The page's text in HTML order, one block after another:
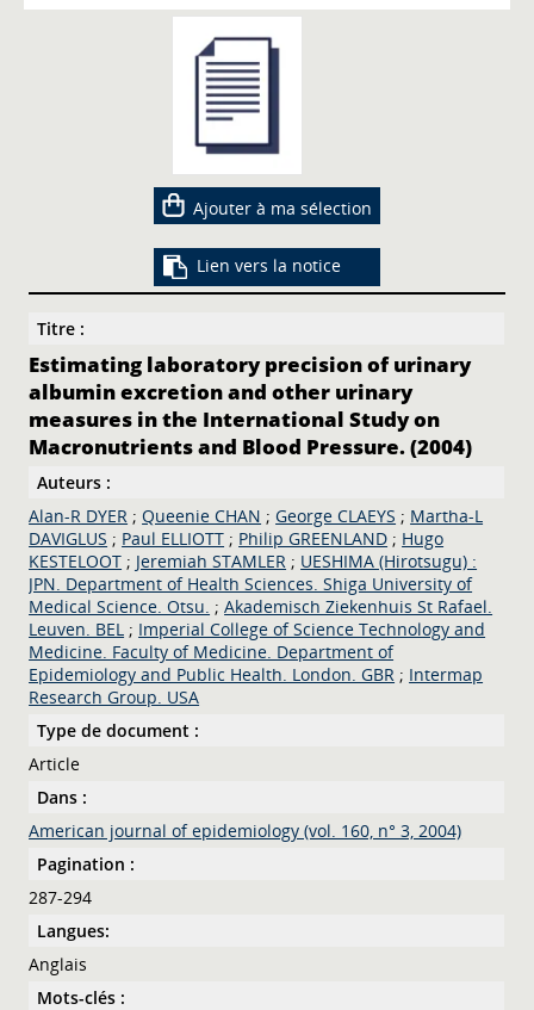
Ajouter à ma sélection
Lien vers la notice
Titre :
Estimating laboratory precision of urinary
albumin excretion and other urinary
measures in the International Study on
Macronutrients and Blood Pressure. (2004)
Auteurs :
Alan-R DYER ;Queenie CHAN ;George CLAEYS ; Martha-L
DAVIGLUS ; Paul ELLIOTT ; Philip GREENLAND ; Hugo
KESTELOOT ; Jeremiah STAMLER ; UESHIMA (Hirotsugu) :
JPN. Department of Health Sciences. Shiga University of
Medical Science. Otsu. ;Akademisch Ziekenhuis St Rafael.
Leuven. BEL ; Imperial College of Science Technology and
Medicine. Faculty of Medicine. Department of
Epidemiology and Public Health. London. GBR ; Intermap
Research Group. USA
Type de document :
Article
Dans :
American journal of epidemiology (vol. 160, n° 3, 2004)
Pagination :
287-294
Langues:
Anglais
Mots-clés :